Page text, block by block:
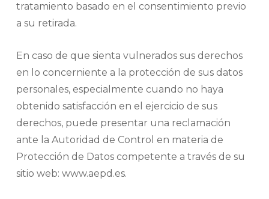
tratamiento basado en el consentimiento previo
a su retirada.
En caso de que sienta vulnerados sus derechos
en lo concerniente a la protección de sus datos
personales, especialmente cuando no haya
obtenido satisfacción en el ejercicio de sus
derechos, puede presentar una reclamación
ante la Autoridad de Control en materia de
Protección de Datos competente a través de su
sitio web: www.aepd.es.